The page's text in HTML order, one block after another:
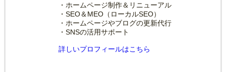
・ホームページ制作＆リニューアル
・SEO＆MEO（ローカルSEO）
・ホームページやブログの更新代行
・SNSの活用サポート
詳しいプロフィールはこちら